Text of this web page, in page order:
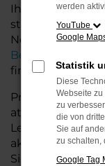
Ihr Seat
steht Ihnen mit
Neuwagen zur
Beratung
,
finden.
Profitieren Sie
attraktiven
aktuellen
Sie sich von
werden
YouTube
Google
Statistik
Diese
Webseite
zu
die von
Sie auf
zu schalten,
Google Tag